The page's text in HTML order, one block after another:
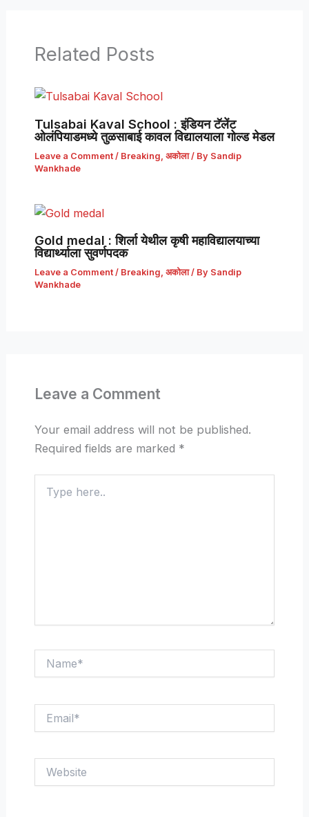
Related Posts
Tulsabai Kaval School : इंडियन टॅलेंट
ओलंपियाडमध्ये तुळसाबाई कावल विद्यालयाला गोल्ड मेडल
Leave a Comment / Breaking अकोला/ By Sandip
Wankhade
Gold medal : शिर्ला येथील कृषी महाविद्यालयाच्या
विद्यार्थ्याला सुवर्णपदक
Leave a Comment / Breaking, अकोला/ By Sandip
Wankhade
Leave a Comment
Your email address will not be published.
Required fields are marked *
here..